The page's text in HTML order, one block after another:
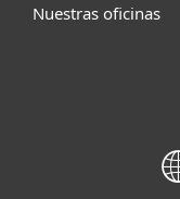
Nuestras oficinas